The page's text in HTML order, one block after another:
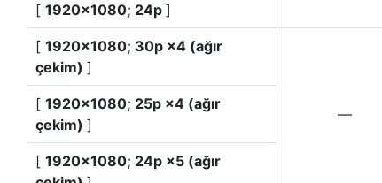
[ 1920×1080; 24p ]
[ 1920×1080; 30p ×4 (ağır
çekim) ]
—
[ 1920×1080; 25p ×4 (ağır
çekim) ]
[ 1920×1080; 24p ×5 (ağır